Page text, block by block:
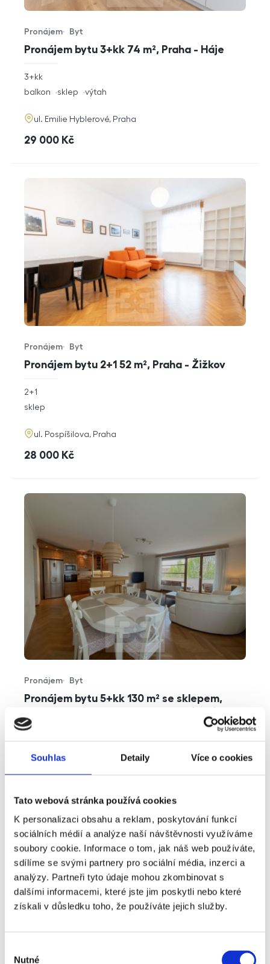
Souhlas Detaily Více o cookies
Tato webová stránka používá cookies
K personalizaci obsahu a reklam, poskytování funkcí
sociálních médií a analýze naší návštěvnosti využíváme
soubory cookie. Informace o tom, jak náš web používáte,
sdílíme se svými partnery pro sociální média, inzerci a
analýzy. Partneři tyto údaje mohou zkombinovat s
dalšími informacemi, které jste jim poskytli nebo které
získali v důsledku toho, že používáte jejich služby.
Nutné
Pronájem bytu 3+kk 74 m², Praha - Háje
Typ nabídky
Pronájem
Typ nemovitosti
Byt
rozměry
3+kk
funkce
balkon sklep výtah
adresa
ul. Emilie Hyblerové, Praha
cena
29 000 Kč
Pronájem bytu 2+1 52 m², Praha - Žižkov
Typ nabídky
Pronájem
Typ nemovitosti
Byt
rozměry
2+1
funkce
sklep
adresa
ul. Pospíšilova, Praha
cena
28 000 Kč
Pronájem bytu 5+kk 130 m² se sklepem,
Typ nabídky
Pronájem
Typ nemovitosti
Byt
funkce
parkování sklep výtah
cena
49 000 Kč